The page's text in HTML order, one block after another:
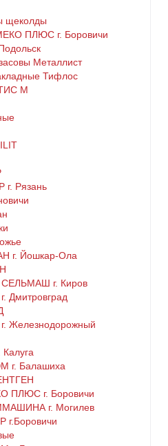
щеколды
ПЛЮС г. Боровичи
Металлист
Тифлос
М
г. Рязань
г. Йошкар-Ола
г. Киров
Дмитровград
Железнодорожный
г. Балашиха
ПЛЮС г. Боровичи
г. Могилев
г.Боровичи